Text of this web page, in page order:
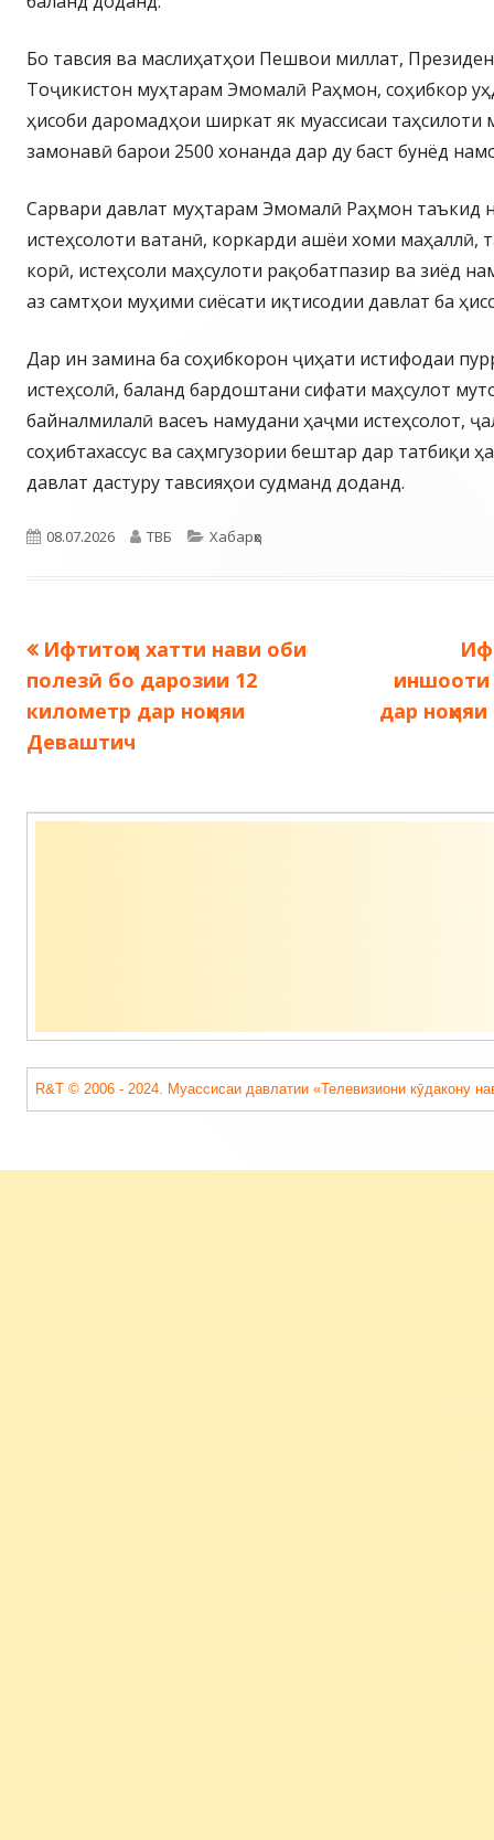
Бо тавсия ва маслиҳатҳои Пешвои миллат,
Тоҷикистон муҳтарам Эмомалӣ Раҳмон, соҳибкор
ҳисоби даромадҳои ширкат як муассисаи
замонавӣ барои 2500 хонанда дар ду баст бунёд
Сарвари давлат муҳтарам Эмомалӣ Раҳмон таъкид
истеҳсолоти ватанӣ, коркарди ашёи хоми маҳаллӣ,
корӣ, истеҳсоли маҳсулоти рақобатпазир ва зиёд
аз самтҳои муҳими сиёсати иқтисодии давлат ба
Дар ин замина ба соҳибкорон ҷиҳати истифодаи
истеҳсолӣ, баланд бардоштани сифати маҳсулот
байналмилалӣ васеъ намудани ҳаҷми истеҳсолот,
соҳибтахассус ва саҳмгузории бештар дар татбиқи
давлат дастуру тавсияҳои судманд доданд.
Опубликовано
08.07.2026 Автор
ТВБ Рубрики
Хабарҳо
Навигация
по
записям
Предыдущая
запись:
Ифтитоҳи хатти нави оби
полезӣ бо дарозии 12
километр дар ноҳияи
Деваштич
иншооти
дар
Содержимое
R&T © 2006 - 2024. Муассисаи давлатии «Телевизиони кӯдакону